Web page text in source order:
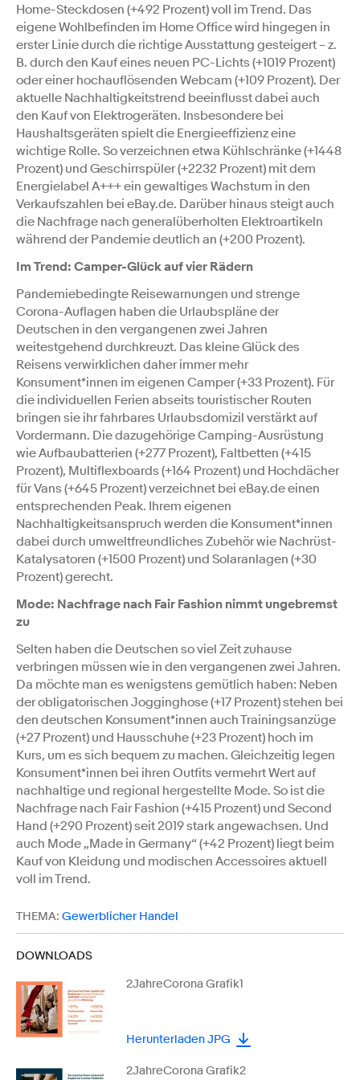
Home-Steckdosen (+492 Prozent) voll im Trend. Das
eigene Wohlbefinden im Home Office wird hingegen in
erster Linie durch die richtige Ausstattung gesteigert – z.
B. durch den Kauf eines neuen PC-Lichts (+1019 Prozent)
oder einer hochauflösenden Webcam (+109 Prozent). Der
aktuelle Nachhaltigkeitstrend beeinflusst dabei auch
den Kauf von Elektrogeräten. Insbesondere bei
Haushaltsgeräten spielt die Energieeffizienz eine
wichtige Rolle. So verzeichnen etwa Kühlschränke (+1448
Prozent) und Geschirrspüler (+2232 Prozent) mit dem
Energielabel A+++ ein gewaltiges Wachstum in den
Verkaufszahlen bei eBay.de. Darüber hinaus steigt auch
die Nachfrage nach generalüberholten Elektroartikeln
während der Pandemie deutlich an (+200 Prozent).
Im Trend: Camper-Glück auf vier Rädern
Pandemiebedingte Reisewarnungen und strenge
Corona-Auflagen haben die Urlaubspläne der
Deutschen in den vergangenen zwei Jahren
weitestgehend durchkreuzt. Das kleine Glück des
Reisens verwirklichen daher immer mehr
Konsument*innen im eigenen Camper (+33 Prozent). Für
die individuellen Ferien abseits touristischer Routen
bringen sie ihr fahrbares Urlaubsdomizil verstärkt auf
Vordermann. Die dazugehörige Camping-Ausrüstung
wie Aufbaubatterien (+277 Prozent), Faltbetten (+415
Prozent), Multiflexboards (+164 Prozent) und Hochdächer
für Vans (+645 Prozent) verzeichnet bei eBay.de einen
entsprechenden Peak. Ihrem eigenen
Nachhaltigkeitsanspruch werden die Konsument*innen
dabei durch umweltfreundliches Zubehör wie Nachrüst-
Katalysatoren (+1500 Prozent) und Solaranlagen (+30
Prozent) gerecht.
Mode: Nachfrage nach Fair Fashion nimmt ungebremst
zu
Selten haben die Deutschen so viel Zeit zuhause
verbringen müssen wie in den vergangenen zwei Jahren.
Da möchte man es wenigstens gemütlich haben: Neben
der obligatorischen Jogginghose (+17 Prozent) stehen bei
den deutschen Konsument*innen auch Trainingsanzüge
(+27 Prozent) und Hausschuhe (+23 Prozent) hoch im
Kurs, um es sich bequem zu machen. Gleichzeitig legen
Konsument*innen bei ihren Outfits vermehrt Wert auf
nachhaltige und regional hergestellte Mode. So ist die
Nachfrage nach Fair Fashion (+415 Prozent) und Second
Hand (+290 Prozent) seit 2019 stark angewachsen. Und
auch Mode „Made in Germany“ (+42 Prozent) liegt beim
Kauf von Kleidung und modischen Accessoires aktuell
voll im Trend.
THEMA: Gewerblicher Handel
DOWNLOADS
2JahreCorona Grafik1
Herunterladen JPG
2JahreCorona Grafik2